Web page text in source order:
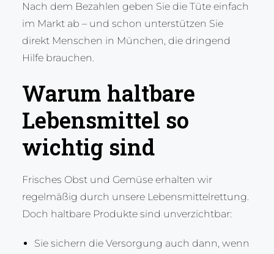
Nach dem Bezahlen geben Sie die Tüte einfach
im Markt ab – und schon unterstützen Sie
direkt Menschen in München, die dringend
Hilfe brauchen.
Warum haltbare
Lebensmittel so
wichtig sind
Frisches Obst und Gemüse erhalten wir
regelmäßig durch unsere Lebensmittelrettung.
Doch haltbare Produkte sind unverzichtbar:
Sie sichern die Versorgung auch dann, wenn